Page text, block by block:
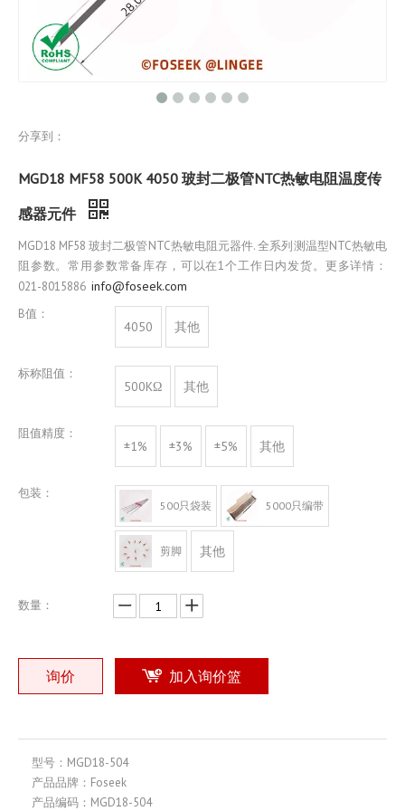
分享到：
MGD18 MF58 500K 4050 玻封二极管NTC热敏电阻温度传
感器元件
MGD18 MF58 玻封二极管NTC热敏电阻元器件. 全系列测温型NTC热敏电
阻参数。常用参数常备库存，可以在1个工作日内发货。更多详情：
021-8015886 info@foseek.com
B值：
4050 其他
标称阻值：
500KΩ 其他
阻值精度：
±1% ±3% ±5% 其他
包装：
500只袋装 5000只编带
剪脚 其他
数量：
询价 加入询价篮
型号： MGD18-504
产品品牌： Foseek
产品编码： MGD18-504